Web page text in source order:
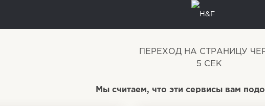
ПЕРЕХОД НА СТРАНИЦУ
5 СЕК
Мы считаем, что эти сервисы вам